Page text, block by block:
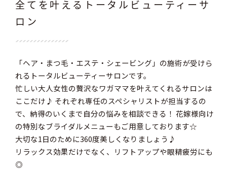
全てを叶えるトータルビューティーサ
ロン
「ヘア・まつ毛・エステ・シェービング」の施術が受けら
れるトータルビューティーサロンです。
忙しい大人女性の贅沢なワガママを叶えてくれるサロンは
ここだけ♪ それぞれ専任のスペシャリストが担当するの
で、納得のいくまで自分の悩みを相談できる！ 花嫁様向け
の特別なブライダルメニューもご用意しております☆
大切な1日のために360度美しくなりましょう♪
リラックス効果だけでなく、リフトアップや眼精疲労にも
◎